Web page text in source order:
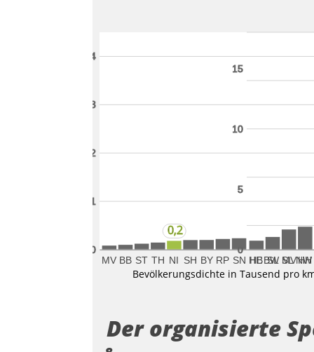
MV BB ST TH NI SH BY RP SN HE BW SLNW
0,2
Bevölkerungsdichte in Tausend pro
0
1
2
3
4
HB SL MVHH
0
5
10
15
Der organisierte